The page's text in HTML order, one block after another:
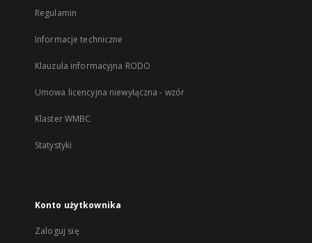
Regulamin
Informacje techniczne
Klauzula informacyjna RODO
Umowa licencyjna niewyłączna - wzór
Klaster WMBC
Statystyki
Konto użytkownika
Zaloguj się